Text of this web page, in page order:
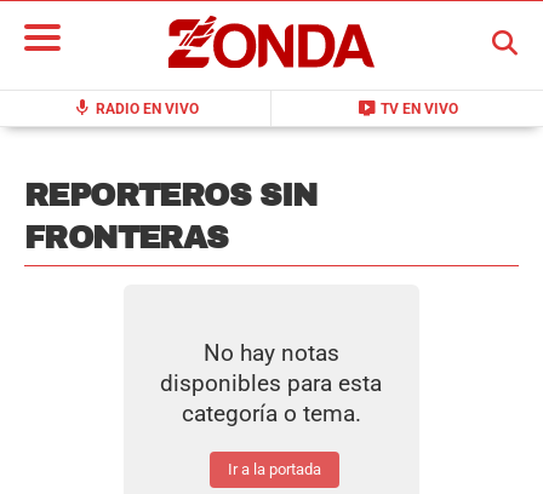
mic RADIO EN VIVO live_tv TV EN VIVO
BUSCAR
REPORTEROS SIN
FRONTERAS
No hay notas
disponibles para esta
categoría o tema.
Ir a la portada